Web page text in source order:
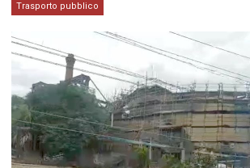
Trasporto pubblico